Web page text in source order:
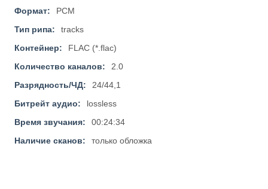
Формат:
PCM
Тип рипа:
tracks
Контейнер:
FLAC (*.flac)
Количество каналов:
2.0
Разрядность/ЧД:
24/44,1
Битрейт аудио:
lossless
Время звучания:
00:24:34
Наличие сканов:
только обложка